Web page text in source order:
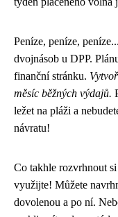
Peníze, peníze,
dvojnásob u DPP.
finanční stránku.
měsíc běžných výdajů.
ležet na pláži a
návratu!
Co takhle rozvrhnout
využijte! Můžete
dovolenou a po ní.